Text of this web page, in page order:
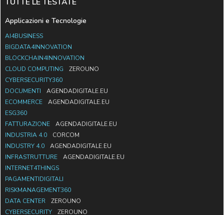
Applicazioni e Tecnologie
AI4BUSINESS
BIGDATA4INNOVATION
BLOCKCHAIN4INNOVATION
CLOUD COMPUTING
ZEROUNO
CYBERSECURITY360
DOCUMENTI
AGENDADIGITALE.EU
ECOMMERCE
AGENDADIGITALE.EU
ESG360
FATTURAZIONE
AGENDADIGITALE.EU
INDUSTRIA 4.0
CORCOM
INDUSTRY 4.0
AGENDADIGITALE.EU
INFRASTRUTTURE
AGENDADIGITALE.EU
INTERNET4THINGS
PAGAMENTIDIGITALI
RISKMANAGEMENT360
DATA CENTER
ZEROUNO
CYBERSECURITY
ZEROUNO